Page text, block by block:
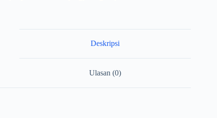
Deskripsi
Ulasan (0)